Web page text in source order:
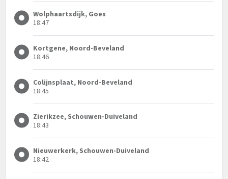
Wolphaartsdijk, Goes
18:47
Kortgene, Noord-Beveland
18:46
Colijnsplaat, Noord-Beveland
18:45
Zierikzee, Schouwen-Duiveland
18:43
Nieuwerkerk, Schouwen-Duiveland
18:42